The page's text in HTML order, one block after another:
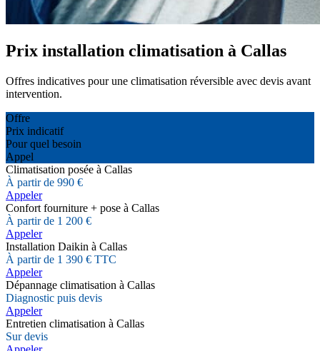
Prix installation climatisation à Callas
Offres indicatives pour une climatisation réversible avec devis avant
intervention.
Offre
Prix indicatif
Pour quel besoin
Appel
Climatisation posée à Callas
À partir de 990 €
Appeler
Confort fourniture + pose à Callas
À partir de 1 200 €
Appeler
Installation Daikin à Callas
À partir de 1 390 € TTC
Appeler
Dépannage climatisation à Callas
Diagnostic puis devis
Appeler
Entretien climatisation à Callas
Sur devis